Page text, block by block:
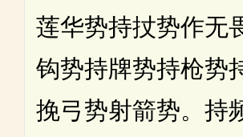
莲华势持扙势作无
钩势持牌势持枪势
挽弓势射箭势。持